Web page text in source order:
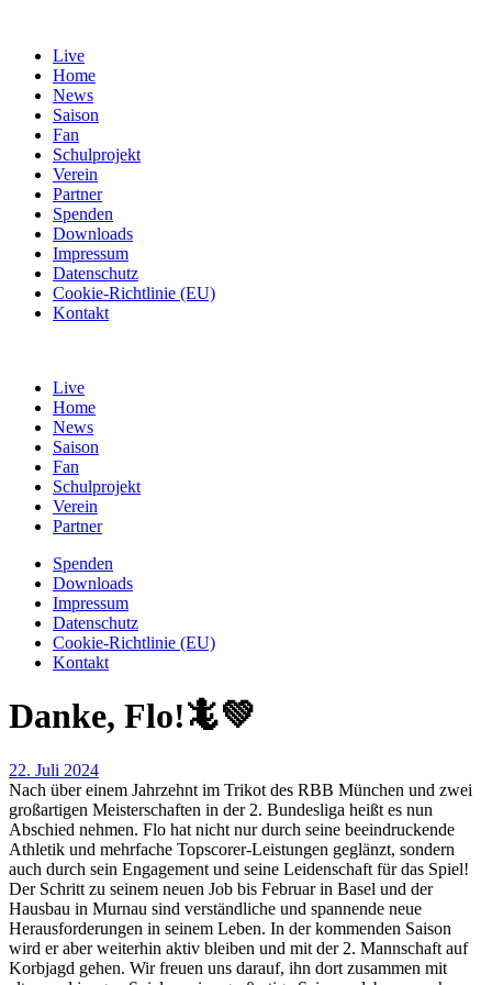
Live
Home
News
Saison
Fan
Schulprojekt
Verein
Partner
Spenden
Downloads
Impressum
Datenschutz
Cookie-Richtlinie (EU)
Kontakt
Live
Home
News
Saison
Fan
Schulprojekt
Verein
Partner
Spenden
Downloads
Impressum
Datenschutz
Cookie-Richtlinie (EU)
Kontakt
Danke, Flo!🦎💚
22. Juli 2024
Nach über einem Jahrzehnt im Trikot des RBB München und zwei
großartigen Meisterschaften in der 2. Bundesliga heißt es nun
Abschied nehmen. Flo hat nicht nur durch seine beeindruckende
Athletik und mehrfache Topscorer-Leistungen geglänzt, sondern
auch durch sein Engagement und seine Leidenschaft für das Spiel!
Der Schritt zu seinem neuen Job bis Februar in Basel und der
Hausbau in Murnau sind verständliche und spannende neue
Herausforderungen in seinem Leben. In der kommenden Saison
wird er aber weiterhin aktiv bleiben und mit der 2. Mannschaft auf
Korbjagd gehen. Wir freuen uns darauf, ihn dort zusammen mit